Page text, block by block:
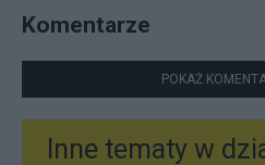
Komentarze
POKAŻ
Inne tematy w